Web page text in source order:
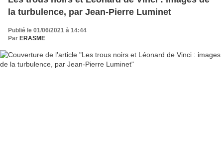
la turbulence, par Jean-Pierre Luminet
Publié le 01/06/2021 à 14:44
Par ERASME